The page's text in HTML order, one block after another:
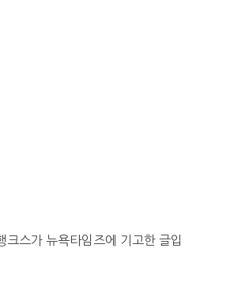
크스가 뉴욕타임즈에 기고한 글입